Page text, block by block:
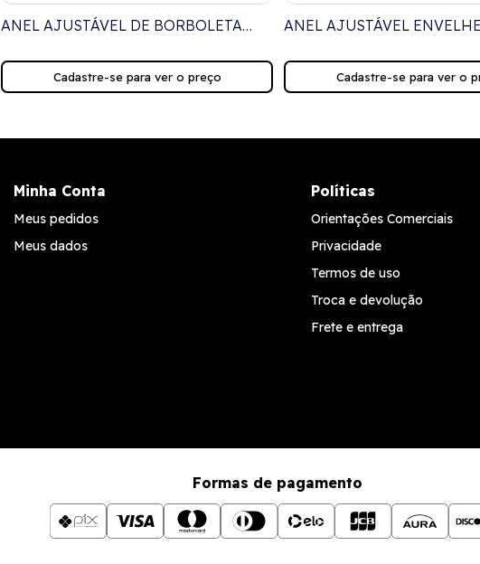
ANEL AJUSTÁVEL DE BORBOLETA
Cadastre-se para ver o preço
ANEL AJUSTÁVEL
Cadastre-se para ver o
Minha Conta
Meus pedidos
Meus dados
Políticas
Orientações Comerciais
Privacidade
Termos de uso
Troca e devolução
Frete e entrega
Formas de pagamento